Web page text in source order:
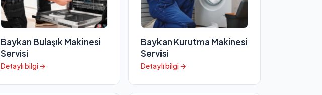
Baykan Bulaşık Makinesi
Servisi
Detaylı bilgi →
Baykan Kurutma Makinesi
Servisi
Detaylı bilgi →